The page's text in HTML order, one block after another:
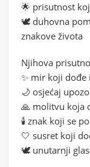
🌟 prisutnost
🕊️ duhovna
znakove života
Njihova
✨ mir koji dođe
🌙 osjećaj
🙏 molitvu koja
🕯️ znak koji se
🤍 susret koji
🕊️ unutarnji